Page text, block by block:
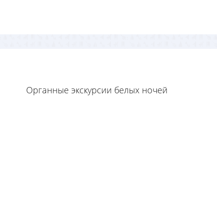
Органные экскурсии белых ночей